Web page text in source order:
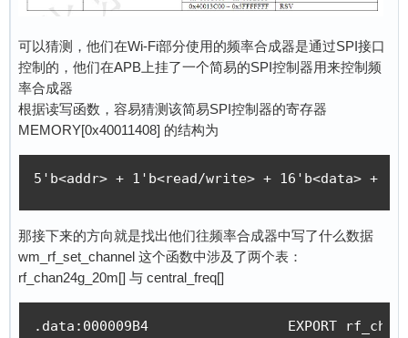
可以猜测，他们在Wi-Fi部分使用的频率合成器是通过SPI接口
控制的，他们在APB上挂了一个简易的SPI控制器用来控制频
率合成器
根据读写函数，容易猜测该简易SPI控制器的寄存器
MEMORY[0x40011408] 的结构为
5'b<addr> + 1'b<read/write> + 16'b<data> +
那接下来的方向就是找出他们往频率合成器中写了什么数据
wm_rf_set_channel 这个函数中涉及了两个表：
rf_chan24g_20m[] 与 central_freq[]
.data:000009B4                 EXPORT